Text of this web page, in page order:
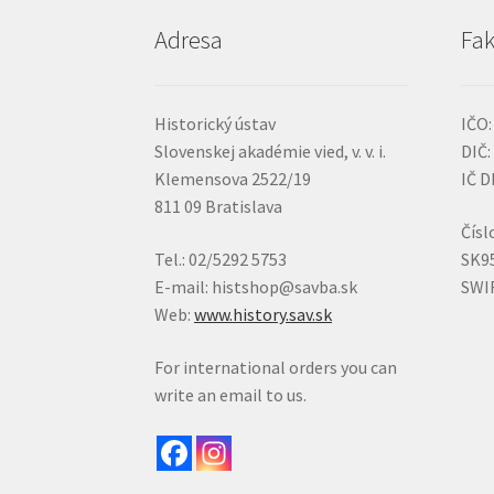
Adresa
Historický ústav
Slovenskej akadémie vied, v. v. i.
Klemensova 2522/19
811 09 Bratislava
Tel.: 02/5292 5753
E-mail: histshop@savba.sk
Web:www.history.sav.sk
For international orders you can
write an email to us.
IČ